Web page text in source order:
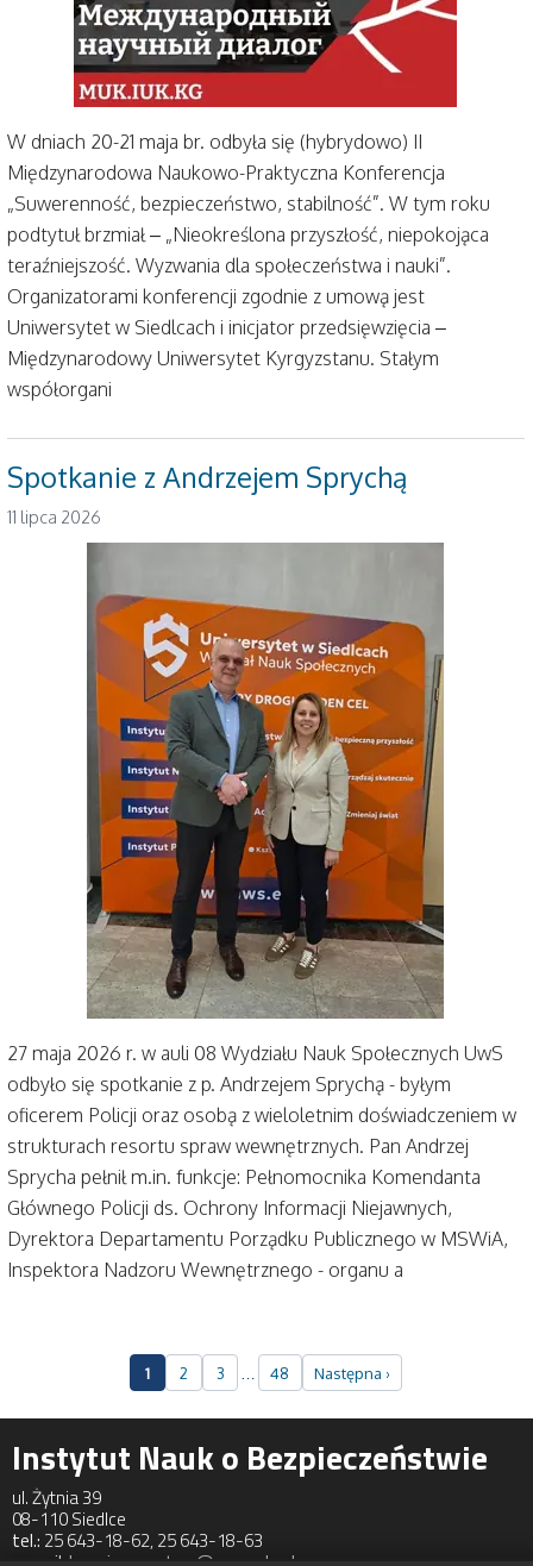
W dniach 20-21 maja br. odbyła się (hybrydowo) II
Międzynarodowa Naukowo-Praktyczna Konferencja
„Suwerenność, bezpieczeństwo, stabilność”. W tym roku
podtytuł brzmiał – „Nieokreślona przyszłość, niepokojąca
teraźniejszość. Wyzwania dla społeczeństwa i nauki”.
Organizatorami konferencji zgodnie z umową jest
Uniwersytet w Siedlcach i inicjator przedsięwzięcia –
Międzynarodowy Uniwersytet Kyrgyzstanu. Stałym
współorgani
Spotkanie z Andrzejem Sprychą
11 lipca 2026
27 maja 2026 r. w auli 08 Wydziału Nauk Społecznych UwS
odbyło się spotkanie z p. Andrzejem Sprychą - byłym
oficerem Policji oraz osobą z wieloletnim doświadczeniem w
strukturach resortu spraw wewnętrznych. Pan Andrzej
Sprycha pełnił m.in. funkcje: Pełnomocnika Komendanta
Głównego Policji ds. Ochrony Informacji Niejawnych,
Dyrektora Departamentu Porządku Publicznego w MSWiA,
Inspektora Nadzoru Wewnętrznego - organu a
1 2 3 48 Następna ›
Instytut Nauk o Bezpieczeństwie
ul. Żytnia 39
08-110 Siedlce
tel.: 25 643-18-62, 25 643-18-63